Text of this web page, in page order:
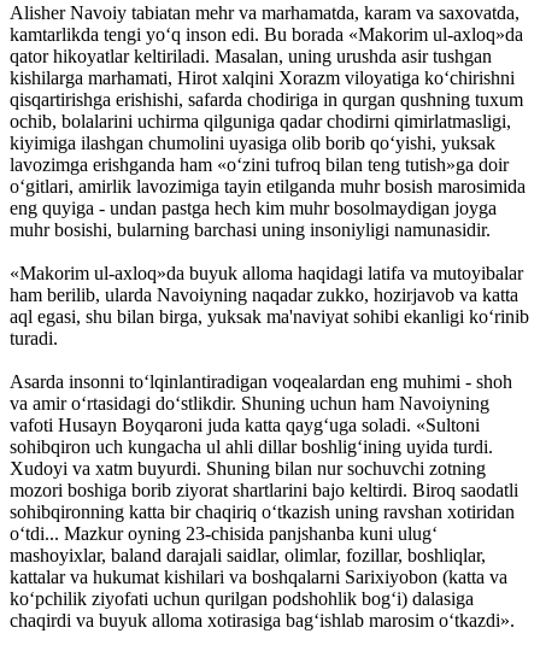
Alisher Navoiy tabiatan mehr va marhamatda, karam va saxovatda,
kamtarlikda tengi yo‘q inson edi. Bu borada «Makorim ul-axloq»da
qator hikoyatlar keltiriladi. Masalan, uning urushda asir tushgan
kishilarga mar­hamati, Hirot xalqini Xorazm viloyatiga ko‘chirishni
qisqartirishga erishishi, safarda chodiriga in qurgan qushning tuxum
ochib, bolalarini uchirma qilguniga qadar chodirni qimirlatmasligi,
kiyimiga ilashgan chumolini uyasiga olib borib qo‘yishi, yuksak
lavozimga erishganda ham «o‘zini tufroq bilan teng tutish»ga doir
o‘gitlari, amirlik lavozimiga tayin etilganda muhr bosish marosimida
eng quyiga - undan pastga hech kim muhr bosolmaydigan joyga
muhr bosishi, bularning barchasi uning insoniyligi namunasidir.
«Makorim ul-axloq»da buyuk alloma haqidagi latifa va mutoyibalar
ham berilib, ularda Navoiyning naqadar zukko, hozirjavob va katta
aql egasi, shu bilan birga, yuksak ma'naviyat sohibi ekanligi ko‘rinib
turadi.
Asarda insonni to‘lqinlantiradigan voqealardan eng muhimi - shoh
va amir o‘rtasidagi do‘stlikdir. Shuning uchun ham Navoiyning
vafoti Husayn Boyqaroni juda katta qayg‘uga soladi. «Sultoni
sohibqiron uch kungacha ul ahli dillar boshlig‘ining uyida turdi.
Xudoyi va xatm buyurdi. Shuning bilan nur sochuvchi zotning
mozori boshiga borib ziyorat shartlarini bajo keltirdi. Biroq saodatli
sohibqironning katta bir chaqiriq o‘tkazish uning ravshan xotiridan
o‘tdi... Mazkur oyning 23-chisida panjshanba kuni ulug‘
mashoyixlar, baland darajali saidlar, olimlar, fozillar, boshliqlar,
kattalar va hukumat kishilari va bosh­qalarni Sarixiyobon (katta va
ko‘pchilik ziyofati uchun qurilgan podshohlik bog‘i) dalasiga
chaqirdi va buyuk alloma xotirasiga bag‘ishlab marosim o‘tkazdi».